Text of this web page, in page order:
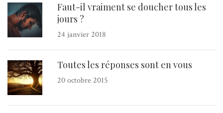
Faut-il vraiment se doucher tous les
jours ?
24 janvier 2018
Toutes les réponses sont en vous
20 octobre 2015